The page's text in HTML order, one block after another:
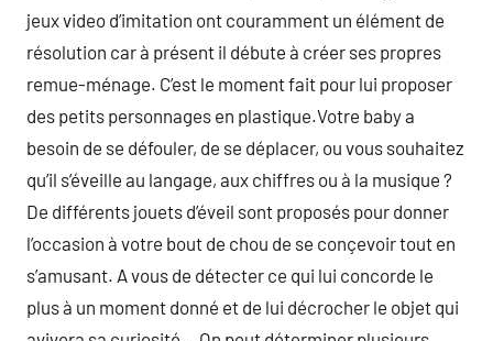
jeux video d’imitation ont couramment un élément de
résolution car à présent il débute à créer ses propres
remue-ménage. C’est le moment fait pour lui proposer
des petits personnages en plastique.Votre baby a
besoin de se défouler, de se déplacer, ou vous souhaitez
qu’il s’éveille au langage, aux chiffres ou à la musique ?
De différents jouets d’éveil sont proposés pour donner
l’occasion à votre bout de chou de se conçevoir tout en
s’amusant. A vous de détecter ce qui lui concorde le
plus à un moment donné et de lui décrocher le objet qui